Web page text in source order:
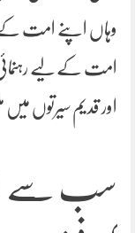
وہاں اپنے امت کے
امت کے لیے
اور قدیم سیرتوں میں
سب سے